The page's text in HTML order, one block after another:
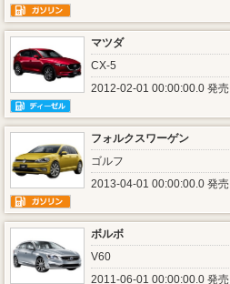
マツダ
CX-5
2012-02-01 00:00:00.0 発売
フォルクスワーゲン
ゴルフ
2013-04-01 00:00:00.0 発売
ボルボ
V60
2011-06-01 00:00:00.0 発売